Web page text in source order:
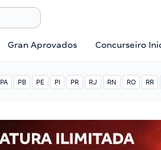
Gran Aprovados Concurseiro
PA PB PE PI PR RJ RN RO RR